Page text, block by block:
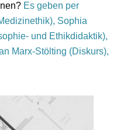
Es geben per
Sophia
und Ethikdidaktik),
Marx-Stölting (Diskurs),